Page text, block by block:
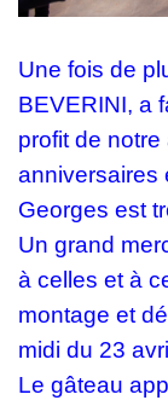
Une fois de
BEVERINI, a
profit de
anniversaires
Georges est
Un grand
à celles et à
montage et
midi du 23
Le gâteau